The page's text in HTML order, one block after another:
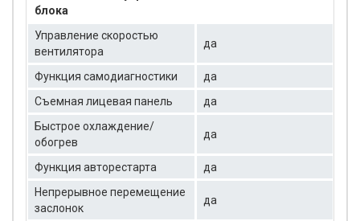
блока
Управление скоростью
вентилятора
да
Функция самодиагностики
да
Съемная лицевая панель
да
Быстрое охлаждение/
обогрев
да
Функция авторестарта
да
Непрерывное перемещение
заслонок
да